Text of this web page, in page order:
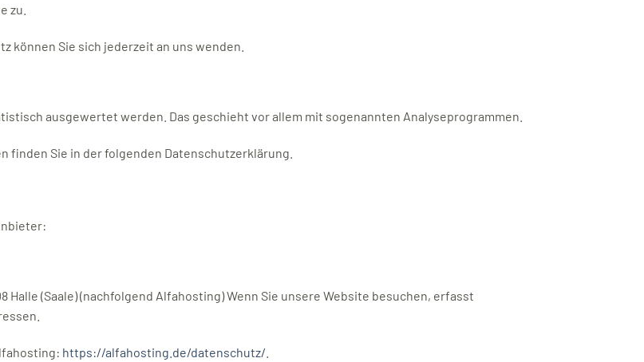
zu.
können Sie sich jederzeit an uns wenden.
ausgewertet werden. Das geschieht vor allem mit sogenannten Analyseprogrammen.
finden Sie in der folgenden Datenschutzerklärung.
Halle (Saale) (nachfolgend Alfahosting) Wenn Sie unsere Website besuchen, erfasst
https://alfahosting.de/datenschutz/